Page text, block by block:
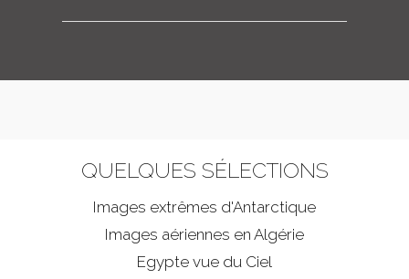
QUELQUES SÉLECTIONS
Images extrêmes d'Antarctique
Images aériennes en Algérie
Egypte vue du Ciel